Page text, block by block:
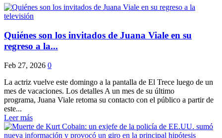
Quiénes son los invitados de Juana Viale en su
regreso a la...
Feb 27, 2026 0
La actriz vuelve este domingo a la pantalla de El Trece luego de un
mes de vacaciones. Los detalles A un mes de su último
programa, Juana Viale retoma su contacto con el público a partir de
este...
Leer más